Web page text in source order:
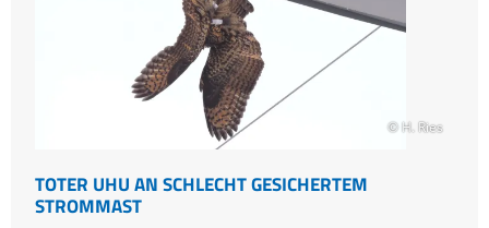
© H. Ries
TOTER UHU AN SCHLECHT GESICHERTEM
STROMMAST